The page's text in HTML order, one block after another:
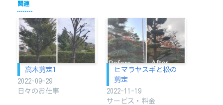
関連
高木剪定1
2022-09-29
日々のお仕事
ヒマラヤスギと松の
剪定
2022-11-19
サービス・料金